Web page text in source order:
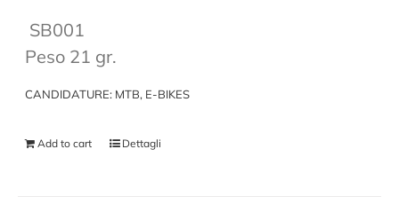
SB001
Peso 21 gr.
CANDIDATURE: MTB, E-BIKES
Add to cart Dettagli